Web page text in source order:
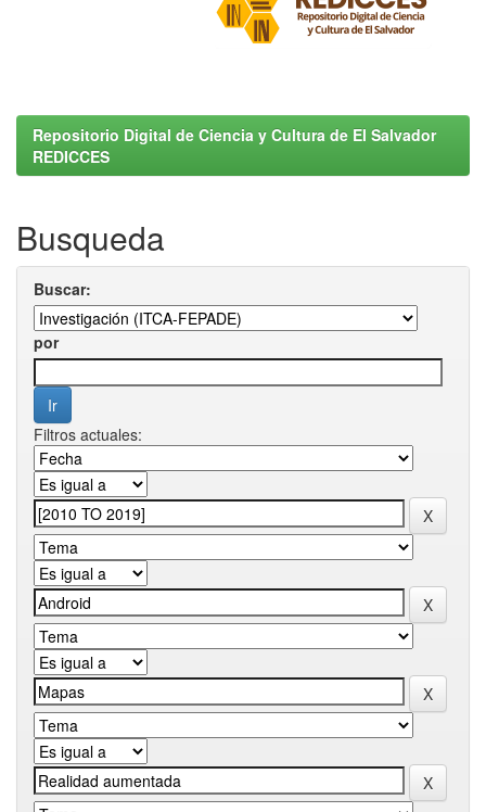
Repositorio Digital de Ciencia y Cultura de El Salvador
REDICCES
Busqueda
Buscar:
por
Filtros actuales: